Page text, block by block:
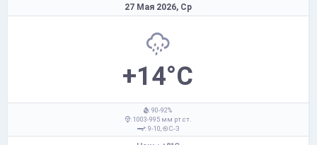
27 Мая 2026, Ср
+14°C
: 90-92%
: 1003-995 мм рт.ст.
: 9-10,
С-З